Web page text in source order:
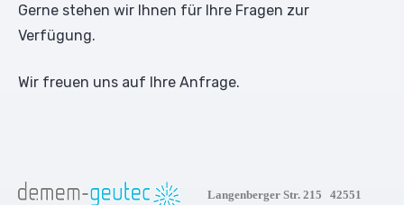
Gerne stehen wir Ihnen für Ihre Fragen zur
Verfügung.
Wir freuen uns auf Ihre Anfrage.
Langenberger Str. 215 42551